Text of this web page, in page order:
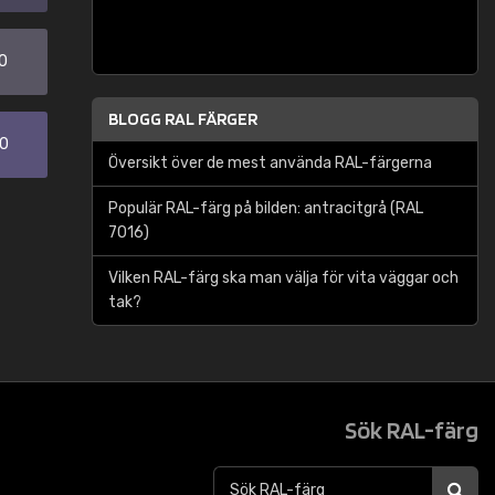
BLOGG RAL FÄRGER
Översikt över de mest använda RAL-färgerna
Populär RAL-färg på bilden: antracitgrå (RAL
7016)
Vilken RAL-färg ska man välja för vita väggar och
tak?
Sök RAL-färg